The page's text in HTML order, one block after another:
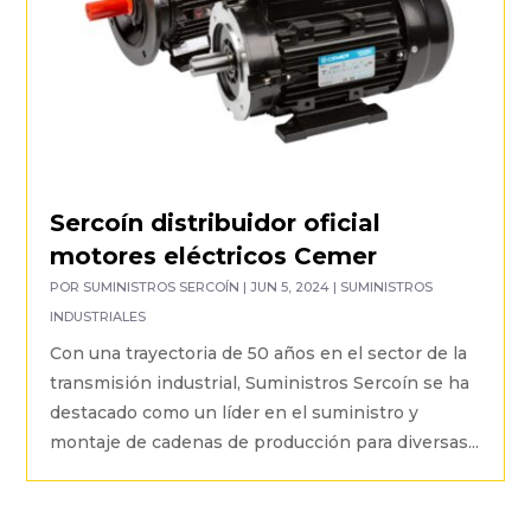
Sercoín distribuidor oficial
motores eléctricos Cemer
POR SUMINISTROS SERCOÍN |JUN 5, 2024 | SUMINISTROS
INDUSTRIALES
Con una trayectoria de 50 años en el sector de la
transmisión industrial, Suministros Sercoín se ha
destacado como un líder en el suministro y
montaje de cadenas de producción para diversas...